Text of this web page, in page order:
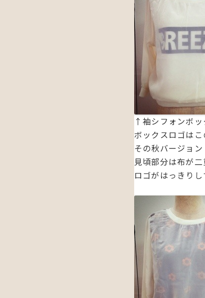
↑袖シフォンボ
ボックスロゴは
その秋バージョン
見頃部分は布が
ロゴがはっきり